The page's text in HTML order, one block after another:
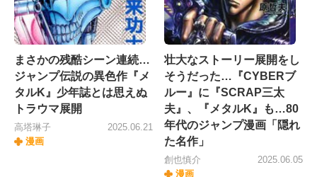
まさかの残酷シーン連続…
ジャンプ伝説の異色作『メ
タルK』少年誌とは思えぬ
トラウマ展開
高塔琳子
漫画
2025.06.21
壮大なストーリー展開をし
そうだった…『CYBERブ
ルー』に『SCRAP三太
夫』、『メタルK』も…80
年代のジャンプ漫画「隠れ
た名作」
創也慎介
漫画
2025.06.05